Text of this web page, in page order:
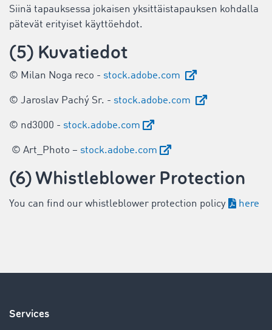
Siinä tapauksessa jokaisen yksittäistapauksen kohdalla
pätevät erityiset käyttöehdot.
(5) Kuvatiedot
© Milan Noga reco - stock.adobe.com
© Jaroslav Pachý Sr. - stock.adobe.com
© nd3000 - stock.adobe.com
© Art_Photo – stock.adobe.com
(6) Whistleblower Protection
You can find our whistleblower protection policy here
Services